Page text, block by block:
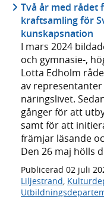
Två år med rådet
kraftsamling för
kunskapsnation
I mars 2024
och gymnasie-,
Lotta Edholm
av
näringslivet.
gånger för att
samt för att
främjar läsande
Den 26 maj hölls
Publicerad 02 juli
Liljestrand,